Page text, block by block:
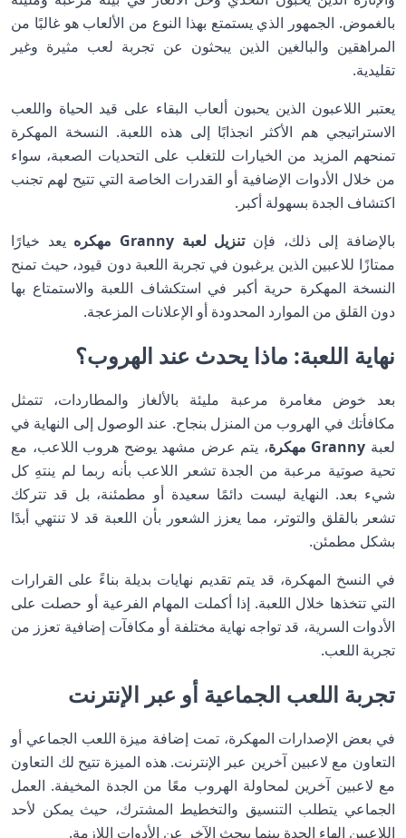
بالغموض. الجمهور الذي يستمتع بهذا النوع من الألعاب هو غالبًا من
المراهقين والبالغين الذين يبحثون عن تجربة لعب مثيرة وغير
تقليدية.
يعتبر اللاعبون الذين يحبون ألعاب البقاء على قيد الحياة واللعب
الاستراتيجي هم الأكثر انجذابًا إلى هذه اللعبة. النسخة المهكرة
تمنحهم المزيد من الخيارات للتغلب على التحديات الصعبة، سواء
من خلال الأدوات الإضافية أو القدرات الخاصة التي تتيح لهم تجنب
اكتشاف الجدة بسهولة أكبر.
بالإضافة إلى ذلك، فإنتنزيل لعبة Granny مهكره
يعد خيارًا
ممتازًا للاعبين الذين يرغبون في تجربة اللعبة دون قيود، حيث تمنح
النسخة المهكرة حرية أكبر في استكشاف اللعبة والاستمتاع بها
دون القلق من الموارد المحدودة أو الإعلانات المزعجة.
نهاية اللعبة: ماذا يحدث عند الهروب؟
بعد خوض مغامرة مرعبة مليئة بالألغاز والمطاردات، تتمثل
مكافأتك في الهروب من المنزل بنجاح. عند الوصول إلى النهاية في
لعبة Granny مهكرة
، يتم عرض مشهد يوضح هروب اللاعب، مع
تحية صوتية مرعبة من الجدة تشعر اللاعب بأنه ربما لم ينتهِ كل
شيء بعد. النهاية ليست دائمًا سعيدة أو مطمئنة، بل قد تتركك
تشعر بالقلق والتوتر، مما يعزز الشعور بأن اللعبة قد لا تنتهي أبدًا
بشكل مطمئن.
في النسخ المهكرة، قد يتم تقديم نهايات بديلة بناءً على القرارات
التي تتخذها خلال اللعبة. إذا أكملت المهام الفرعية أو حصلت على
الأدوات السرية، قد تواجه نهاية مختلفة أو مكافآت إضافية تعزز من
تجربة اللعب.
تجربة اللعب الجماعية أو عبر الإنترنت
في بعض الإصدارات المهكرة، تمت إضافة ميزة اللعب الجماعي أو
التعاون مع لاعبين آخرين عبر الإنترنت. هذه الميزة تتيح لك التعاون
مع لاعبين آخرين لمحاولة الهروب معًا من الجدة المخيفة. العمل
الجماعي يتطلب التنسيق والتخطيط المشترك، حيث يمكن لأحد
اللاعبين إلهاء الجدة بينما يبحث الآخر عن الأدوات اللازمة.